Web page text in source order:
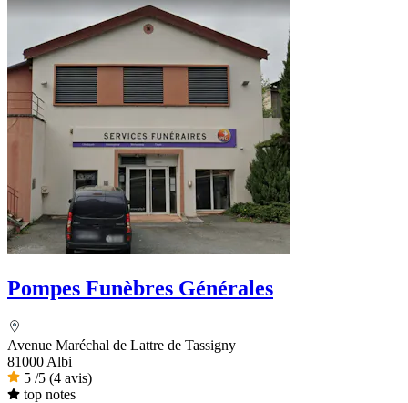
Pompes Funèbres Générales
Avenue Maréchal de Lattre de Tassigny
81000 Albi
5 /5 (4 avis)
top notes